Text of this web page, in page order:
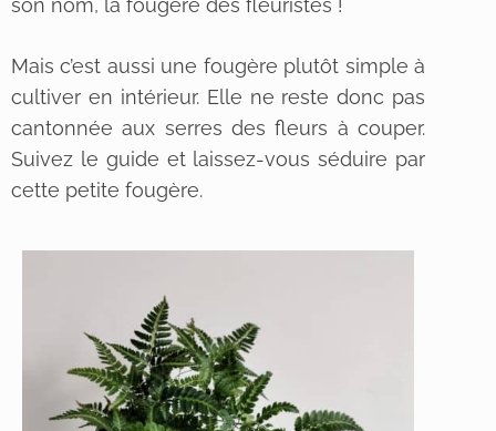
son nom, la fougère des fleuristes !
Mais c’est aussi une fougère plutôt simple à
cultiver en intérieur. Elle ne reste donc pas
cantonnée aux serres des fleurs à couper.
Suivez le guide et laissez-vous séduire par
cette petite fougère.